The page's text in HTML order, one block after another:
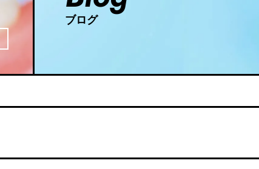
まざまなサイトに当院の広告が掲載されています。
ブログ